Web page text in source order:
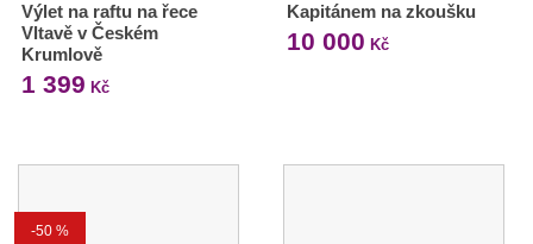
Výlet na raftu na řece
Vltavě v Českém
Krumlově
1 399 Kč
Kapitánem na zkoušku
10 000 Kč
-50 %